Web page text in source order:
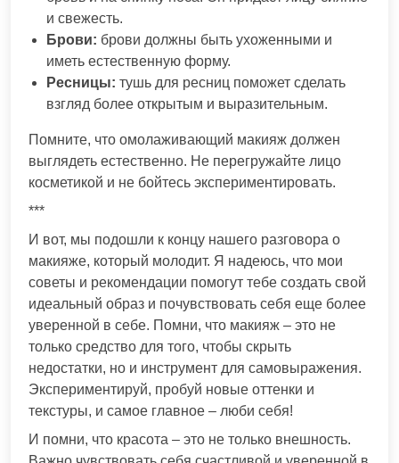
и свежесть.
Брови: брови должны быть ухоженными и
иметь естественную форму.
Ресницы: тушь для ресниц поможет сделать
взгляд более открытым и выразительным.
Помните, что омолаживающий макияж должен
выглядеть естественно. Не перегружайте лицо
косметикой и не бойтесь экспериментировать.
***
И вот, мы подошли к концу нашего разговора о
макияже, который молодит. Я надеюсь, что мои
советы и рекомендации помогут тебе создать свой
идеальный образ и почувствовать себя еще более
уверенной в себе. Помни, что макияж – это не
только средство для того, чтобы скрыть
недостатки, но и инструмент для самовыражения.
Экспериментируй, пробуй новые оттенки и
текстуры, и самое главное – люби себя!
И помни, что красота – это не только внешность.